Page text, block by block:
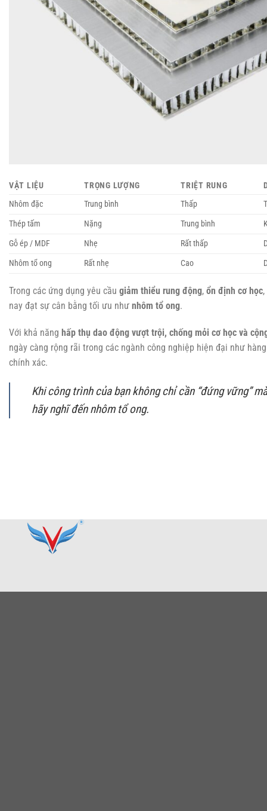
VẬT LIỆU TRỌNG LƯỢNG TRIỆT RUNG
Nhôm đặc
Trung bình Thấp
Thép tấm
Nặng Trung bình
Gỗ ép / MDF
Nhẹ Rất thấp
Nhôm tổ ong
Rất nhẹ Cao
Trong các ứng dụng yêu cầu giảm thiểu rung động, ổn định cơ học
nay đạt sự cân bằng tối ưu như nhôm tổ ong.
Với khả năng hấp thụ dao động vượt trội, chống mỏi cơ học và
ngày càng rộng rãi trong các ngành công nghiệp hiện đại như
chính xác.
Khi công trình của bạn không chỉ cần “đứng vững”
hãy nghĩ đến nhôm tổ ong.